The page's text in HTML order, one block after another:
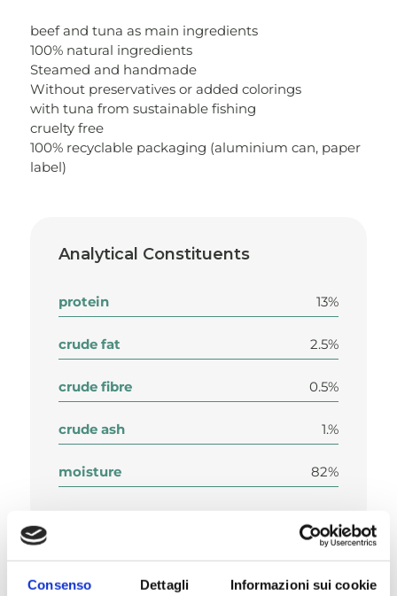
Consenso Dettagli Informazioni sui cookie
beef and tuna as main ingredients
100% natural ingredients
Steamed and handmade
Without preservatives or added colorings
with tuna from sustainable fishing
cruelty free
100% recyclable packaging (aluminium can, paper
label)
Analytical Constituents
protein 13%
crude fat 2.5%
crude fibre 0.5%
crude ash 1.%
moisture 82%